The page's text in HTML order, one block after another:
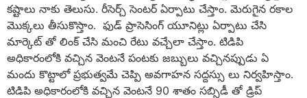
కష్టాలు నాకు తెలుసు. రీసెర్చ్ సెంటర్ ఏర్పాటు చేస్తాం. మెరుగైన రకాల
మొక్కలు తీసుకొస్తాం. ఫుడ్ ప్రాసెసింగ్ యూనిట్లు ఏర్పాటు చేసి
మార్కెట్ తో లింక్ చేసి మంచి రేటు వచ్చేలా చేస్తాం. టిడిపి
అధికారంలోకి వచ్చిన వెంటనే పంటకు జబ్బులు వచ్చినప్పుడు ఏ
మందు కొట్టాలో ప్రభుత్వమే చెప్పి అవగాహన సద్దస్సు లు నిర్వహిస్తాం.
టిడిపి అధికారంలోకి వచ్చిన వెంటనే 90 శాతం సబ్సిడీ తో డ్రిప్